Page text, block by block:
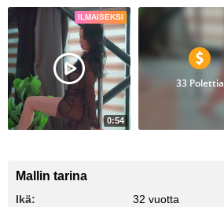
ILMAISEKSI
0:54
33 Polettia
Mallin tarina
Ikä: 32 vuotta